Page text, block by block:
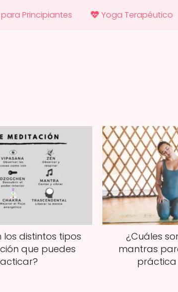
Principiantes Yoga Terapéutico
los distintos tipos
que puedes
¿Cuáles
mantras